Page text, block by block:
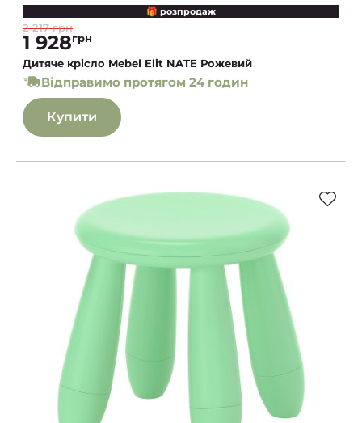
🎁 розпродаж
2 217 грн
1 928грн
Дитяче крісло Mebel Elit NATE Рожевий
Відправимо протягом 24 годин
Купити